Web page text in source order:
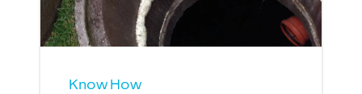
Know How